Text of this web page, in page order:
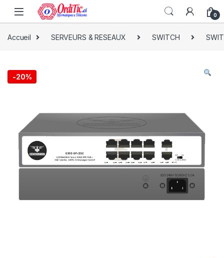
0
Accueil SERVEURS & RESEAUX SWITCH
-20%